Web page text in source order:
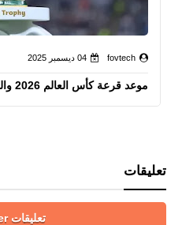
fovtech 04 ديسمبر 2025
موعد قرعة كأس العالم 2026 والقنوات الناقلة World Cup
تعليقات
تعليقات Blogger